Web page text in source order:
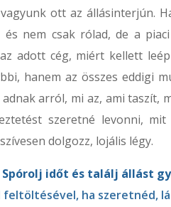
ott az állásinterjún.
nem csak rólad, de a
adott cég, miért kellett
hanem az összes eddigi
arról, mi az, ami taszít,
szeretné levonni,
dolgozz, lojális légy.
Spórolj időt és találj állást
ha szeretnéd,